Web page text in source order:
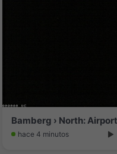
hace 4 minutos